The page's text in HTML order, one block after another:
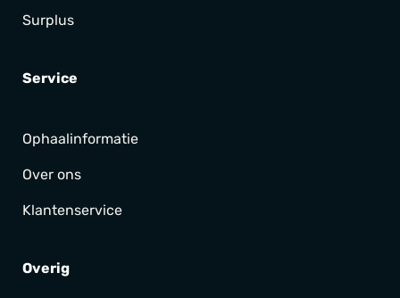
Surplus
Service
Ophaalinformatie
Over ons
Klantenservice
Overig